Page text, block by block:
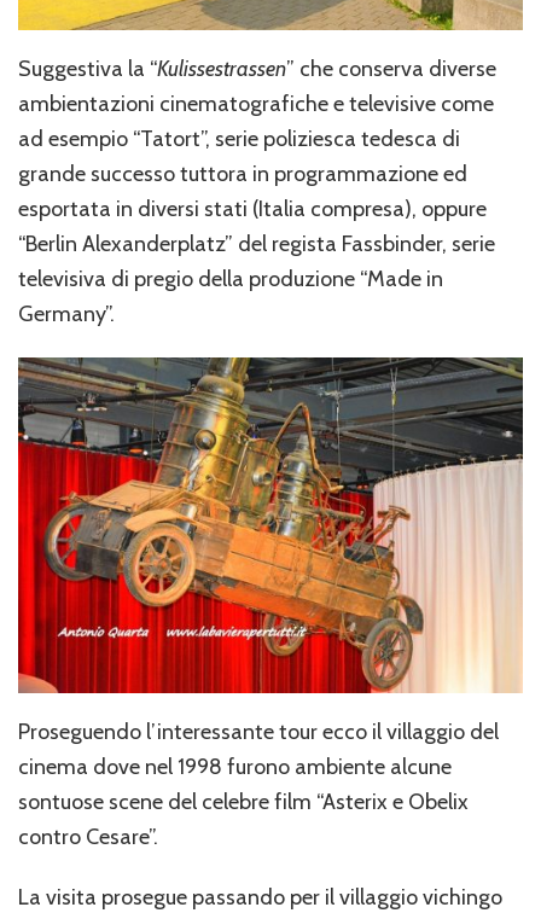
Suggestiva la “Kulissestrassen” che conserva diverse
ambientazioni cinematografiche e televisive come
ad esempio “Tatort”, serie poliziesca tedesca di
grande successo tuttora in programmazione ed
esportata in diversi stati (Italia compresa), oppure
“Berlin Alexanderplatz” del regista Fassbinder, serie
televisiva di pregio della produzione “Made in
Germany”.
Proseguendo l’interessante tour ecco il villaggio del
cinema dove nel 1998 furono ambiente alcune
sontuose scene del celebre film “Asterix e Obelix
contro Cesare”.
La visita prosegue passando per il villaggio vichingo